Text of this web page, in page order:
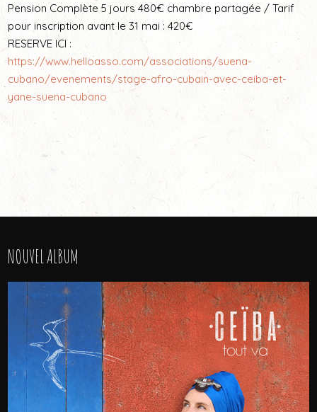
Pension Complète 5 jours 480€ chambre partagée / Tarif
pour inscription avant le 31 mai : 420€
RESERVE ICI :
https://www.helloasso.com/associations/suena-
cubano/evenements/stage-afro-cubain-avec-ceiba-et-
yane-suena-cubano
NOUVEL ALBUM